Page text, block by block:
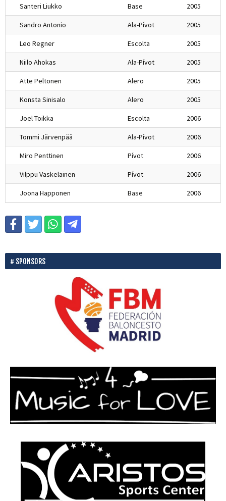
Santeri Liukko Base 2005
Sandro Antonio Ala-Pívot 2005
Leo Regner Escolta 2005
Niilo Ahokas Ala-Pívot 2005
Atte Peltonen Alero 2005
Konsta Sinisalo Alero 2005
Joel Toikka Escolta 2006
Tommi Järvenpää Ala-Pívot 2006
Miro Penttinen Pívot 2006
Vilppu Vaskelainen Pívot 2006
Joona Happonen Base 2006
SPONSORS